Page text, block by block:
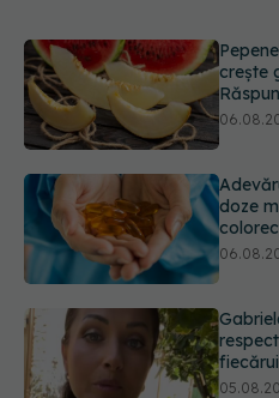
doze
Prof.
Board-